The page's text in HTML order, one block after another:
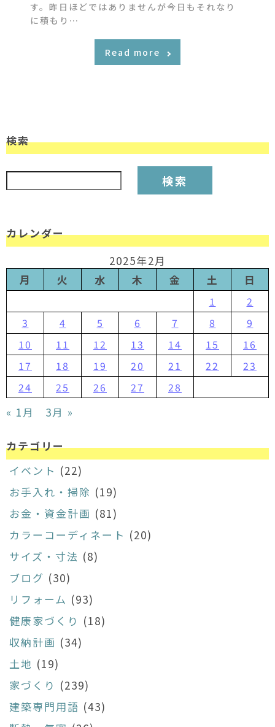
す。昨日ほどではありませんが今日もそれなり
に積もり…
Read more
検索
検索:
カレンダー
2025年2月
月
火 水 木 金 土 日
1
2
3
4 5 6 7 8
9
10
11 12 13 14 15
16
17
18 19 20 21 22
23
24
25 26 27 28
« 1月 3月 »
カテゴリー
イベント (22)
お手入れ・掃除 (19)
お金・資金計画 (81)
カラーコーディネート (20)
サイズ・寸法 (8)
ブログ (30)
リフォーム (93)
健康家づくり (18)
収納計画 (34)
土地 (19)
家づくり (239)
建築専門用語 (43)